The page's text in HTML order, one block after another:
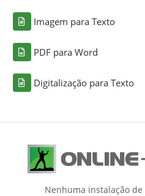
Imagem para Texto
PDF para Word
Digitalização para Texto
Nenhuma instalação